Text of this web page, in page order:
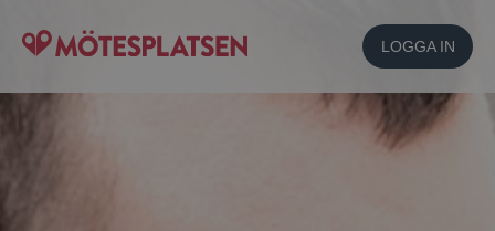
LOGGA IN